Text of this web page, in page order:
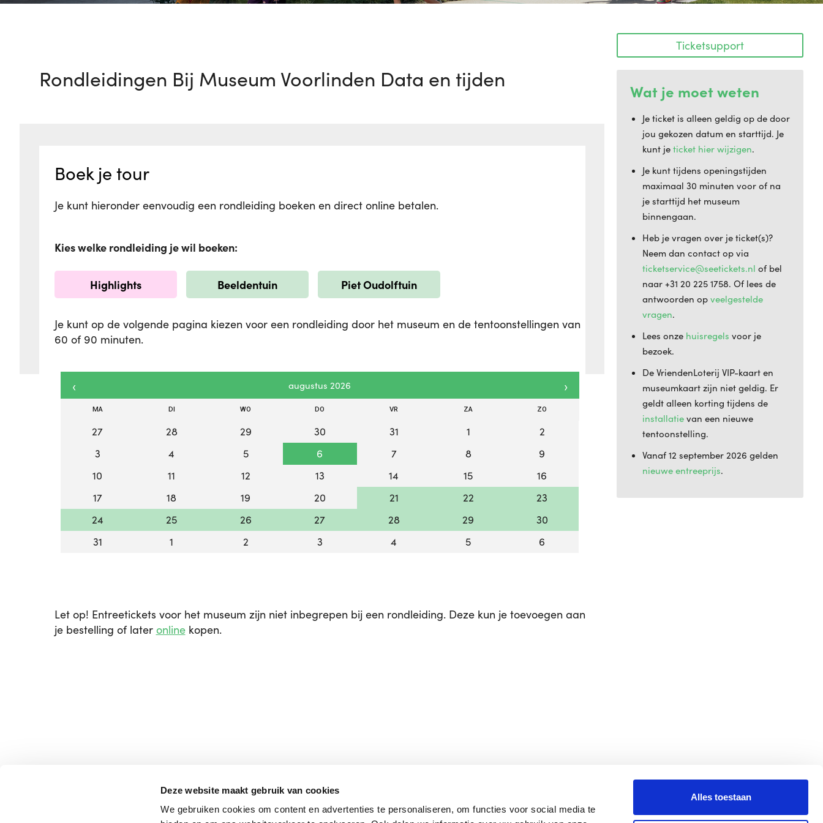
Deze website maakt gebruik van cookies
We gebruiken cookies om content en advertenties te personaliseren, om functies voor social media te
Alles toestaan
Rondleidingen Bij Museum Voorlinden Data en tijden
Boek je tour
Je kunt hieronder eenvoudig een rondleiding boeken en direct online betalen.
Kies welke rondleiding je wil boeken:
Highlights Beeldentuin Piet Oudolftuin
Je kunt op de volgende pagina kiezen voor een rondleiding door het museum en de tentoonstellingen van
60 of 90 minuten.
‹ augustus 2026 ›
MA DI WO DO VR ZA ZO
27 28 29 30 31 1
2
3
4 5 6 7 8
9
10
11 12 13 14 15
16
17
18 19 20 21 22
23
24
25 26 27 28 29
30
31
1 2 3 4 5 6
Let op! Entreetickets voor het museum zijn niet inbegrepen bij een rondleiding. Deze kun je toevoegen aan
je bestelling of later onlinekopen.
Ticketsupport
Wat je moet weten
Je ticket is alleen geldig op de door
jou gekozen datum en starttijd. Je
kunt je ticket hier wijzigen.
Je kunt tijdens openingstijden
maximaal 30 minuten voor of na
je starttijd het museum
binnengaan.
Heb je vragen over je ticket(s)?
Neem dan contact op via
ticketservice@seetickets.nl of bel
naar +31 20 225 1758. Of lees de
antwoorden op veelgestelde
vragen.
Lees onze huisregels voor je
bezoek.
De VriendenLoterij VIP-kaart en
museumkaart zijn niet geldig. Er
geldt alleen korting tijdens de
installatie van een nieuwe
tentoonstelling.
Vanaf 12 september 2026 gelden
nieuwe entreeprijs.
Voorlinden museum & gardens
Huisregels
Instagram